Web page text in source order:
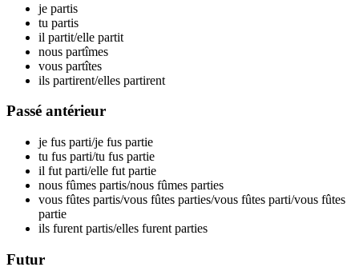
je partis
tu partis
il partit/elle partit
nous partîmes
vous partîtes
ils partirent/elles partirent
Passé antérieur
je fus parti/je fus partie
tu fus parti/tu fus partie
il fut parti/elle fut partie
nous fûmes partis/nous fûmes parties
vous fûtes partis/vous fûtes parties/vous fûtes parti/vous fûtes
partie
ils furent partis/elles furent parties
Futur